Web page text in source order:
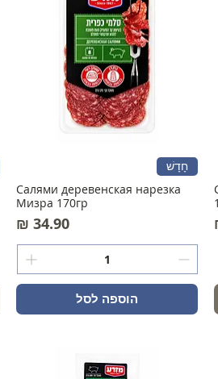
חָדָשׁ
Салями деревенская нарезка
Мизра 170гр
מחיר
הוספה לסל